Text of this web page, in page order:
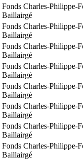
Fonds Charles-Philippe-
Baillairgé
Fonds Charles-Philippe-
Baillairgé
Fonds Charles-Philippe-
Baillairgé
Fonds Charles-Philippe-
Baillairgé
Fonds Charles-Philippe-
Baillairgé
Fonds Charles-Philippe-
Baillairgé
Fonds Charles-Philippe-
Baillairgé
Fonds Charles-Philippe-
Baillairgé